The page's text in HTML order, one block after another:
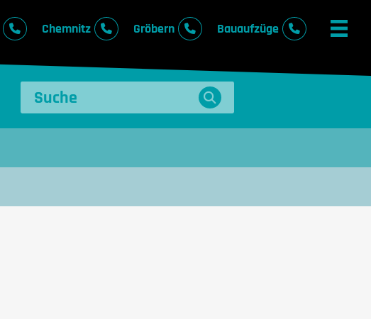
Chemnitz Gröbern Bauaufzüge